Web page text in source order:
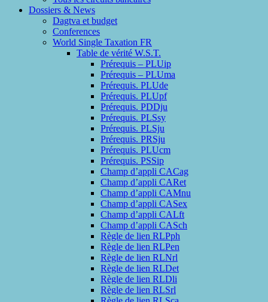
Dossiers & News
Dagtva et budget
Conferences
World Single Taxation FR
Table de vérité W.S.T.
Prérequis – PLUip
Prérequis – PLUma
Prérequis. PLUde
Prérequis. PLUpf
Prérequis. PDDju
Prérequis. PLSsy
Prérequis. PLSju
Prérequis. PRSju
Prérequis. PLUcm
Prérequis. PSSip
Champ d’appli CACag
Champ d’appli CARet
Champ d’appli CAMnu
Champ d’appli CASex
Champ d’appli CALft
Champ d’appli CASch
Règle de lien RLPph
Règle de lien RLPen
Règle de lien RLNrl
Règle de lien RLDet
Règle de lien RLDli
Règle de lien RLSrl